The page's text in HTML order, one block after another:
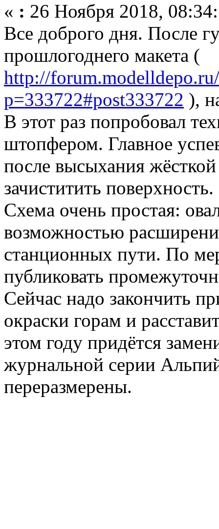
« : 26 Ноября 2018,
Все доброго дня. После
прошлогоднего макета (
http://
p=333722#post333722 ),
В этот раз попробовал
штопфером. Главное
после высыхания
зачиститить поверхность.
Схема очень простая:
возможностью
станционных пути. По
публиковать
Сейчас надо закончить
окраски горам и
этом году придётся
журнальной серии
переразмерены.